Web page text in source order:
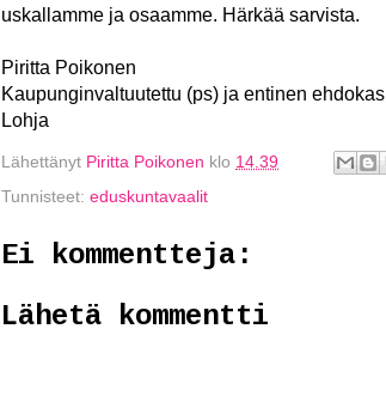
uskallamme ja osaamme. Härkää sarvista.
Piritta Poikonen
Kaupunginvaltuutettu (ps) ja entinen ehdokas
Lohja
Lähettänyt Piritta Poikonen klo 14.39
Tunnisteet: eduskuntavaalit
Ei kommentteja:
Lähetä kommentti